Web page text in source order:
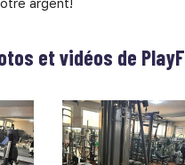
argent!
et vidéos de